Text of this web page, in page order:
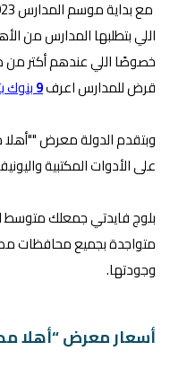
اللي بتطلبها المدارس من
خصوصًا اللي عندهم أكتر من
قرض للمدارس اعرف9بنوك
وبتقدم الدولة معرض
على الأدوات المكتبية واليونيفورم تبدأ من
بلوج فايدتي جمعلك متوسط
متواجدة بجميع محافظات
وجودتها.
أسعار معرض “أهلا